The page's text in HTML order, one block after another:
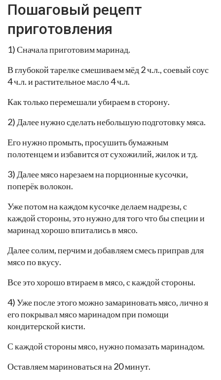
Пошаговый рецепт
приготовления
1) Сначала приготовим маринад.
В глубокой тарелке смешиваем мёд 2 ч.л., соевый соус
4 ч.л. и растительное масло 4 ч.л.
Как только перемешали убираем в сторону.
2) Далее нужно сделать небольшую подготовку мяса.
Его нужно промыть, просушить бумажным
полотенцем и избавится от сухожилий, жилок и тд.
3) Далее мясо нарезаем на порционные кусочки,
поперёк волокон.
Уже потом на каждом кусочке делаем надрезы, с
каждой стороны, это нужно для того что бы специи и
маринад хорошо впитались в мясо.
Далее солим, перчим и добавляем смесь приправ для
мясо по вкусу.
Все это хорошо втираем в мясо, с каждой стороны.
4) Уже после этого можно замариновать мясо, лично я
его покрывал мясо маринадом при помощи
кондитерской кисти.
С каждой стороны мясо, нужно помазать маринадом.
Оставляем мариноваться на 20 минут.